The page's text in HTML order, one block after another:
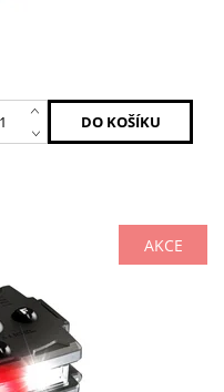
AKCE